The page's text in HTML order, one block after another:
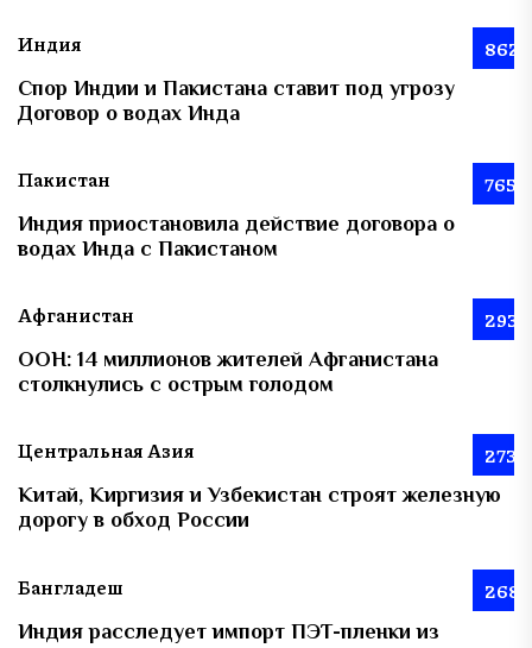
Индия 862
Спор Индии и Пакистана ставит под угрозу
Договор о водах Инда
Пакистан 765
Индия приостановила действие договора о
водах Инда с Пакистаном
Афганистан 293
ООН: 14 миллионов жителей Афганистана
столкнулись с острым голодом
Центральная Азия 273
Китай, Киргизия и Узбекистан строят железную
дорогу в обход России
Бангладеш 268
Индия расследует импорт ПЭТ-пленки из